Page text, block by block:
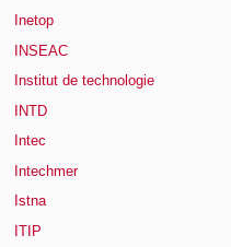
Inetop
INSEAC
Institut de technologie
INTD
Intec
Intechmer
Istna
ITIP